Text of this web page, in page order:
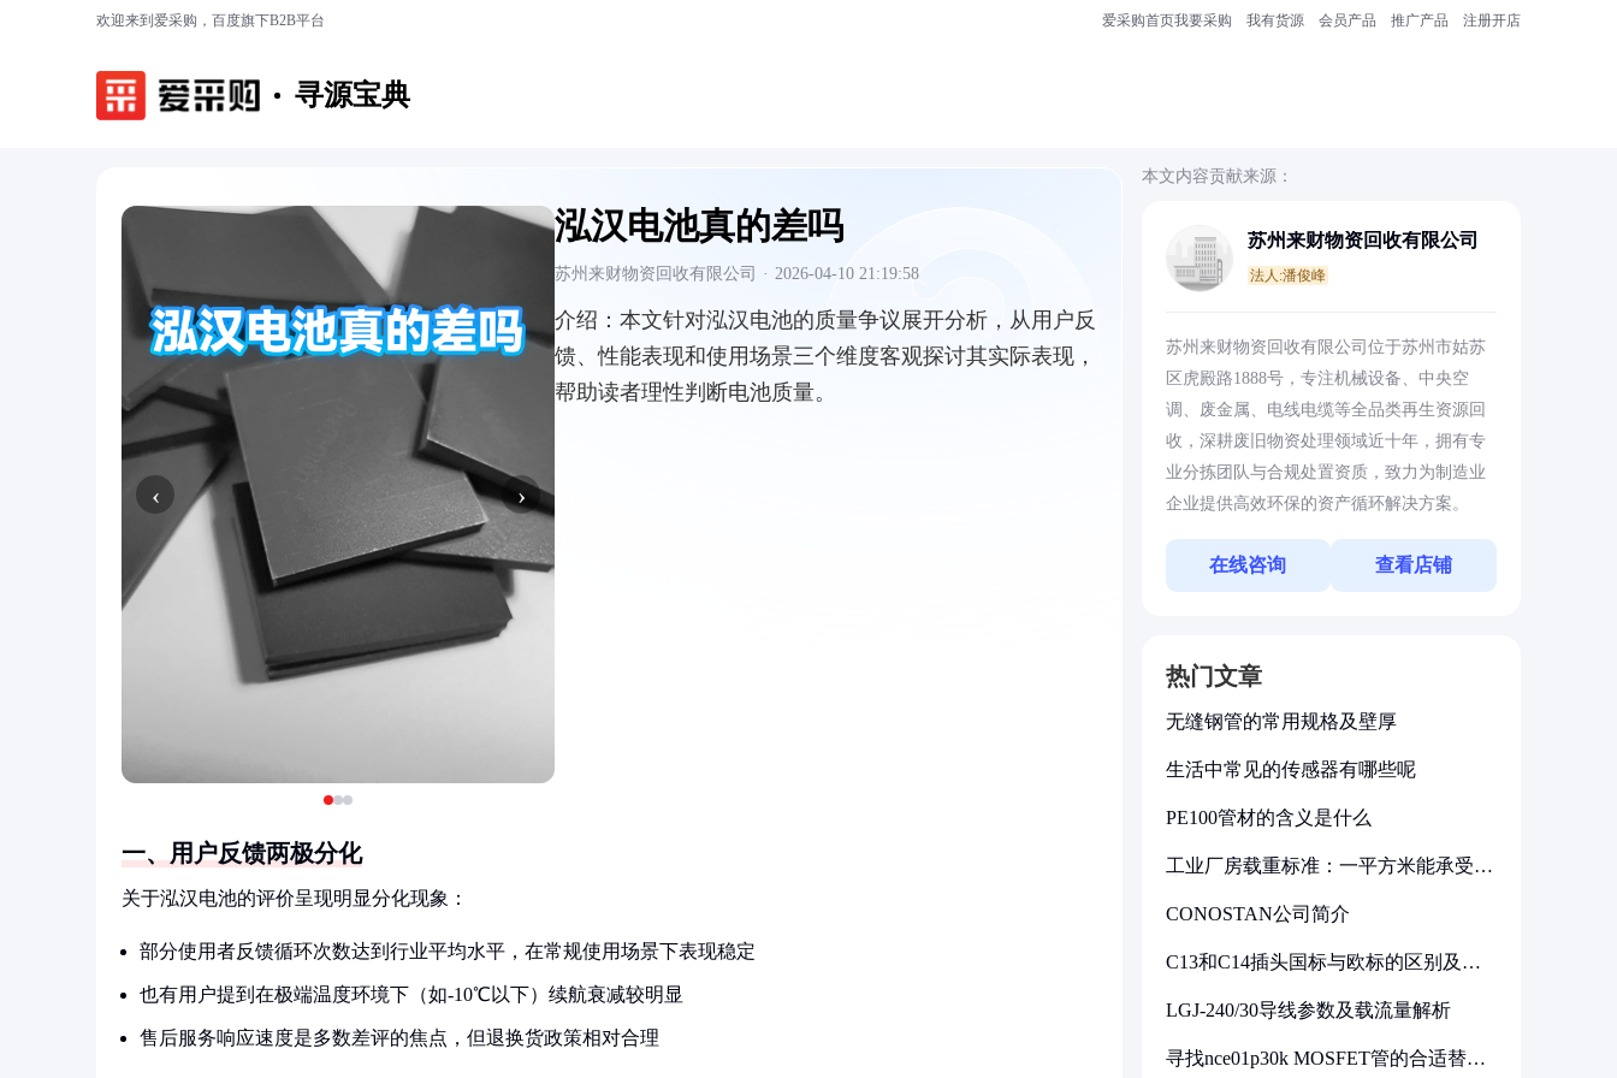
欢迎来到爱采购，百度旗下B2B平台 爱采购首页我要采购 我有货源 会员产品 推广产品 注册开店
寻源宝典
‹ ›
泓汉电池真的差吗
苏州来财物资回收有限公司 · 2026-04-10 21:19:58
介绍： 本文针对泓汉电池的质量争议展开分析，从用户反
馈、性能表现和使用场景三个维度客观探讨其实际表现，
帮助读者理性判断电池质量。
一、用户反馈两极分化
关于泓汉电池的评价呈现明显分化现象：
部分使用者反馈循环次数达到行业平均水平，在常规使用场景下表现稳定
也有用户提到在极端温度环境下（如-10℃以下）续航衰减较明显
售后服务响应速度是多数差评的焦点，但退换货政策相对合理
本文内容贡献来源：
苏州来财物资回收有限公司
法人:潘俊峰
苏州来财物资回收有限公司位于苏州市姑苏
区虎殿路1888号，专注机械设备、中央空
调、废金属、电线电缆等全品类再生资源回
收，深耕废旧物资处理领域近十年，拥有专
业分拣团队与合规处置资质，致力为制造业
企业提供高效环保的资产循环解决方案。
在线咨询 查看店铺
热门文章
无缝钢管的常用规格及壁厚
生活中常见的传感器有哪些呢
PE100管材的含义是什么
工业厂房载重标准：一平方米能承受多
CONOSTAN公司简介
C13和C14插头国标与欧标的区别及其
LGJ-240/30导线参数及载流量解析
寻找nce01p30k MOSFET管的合适替代